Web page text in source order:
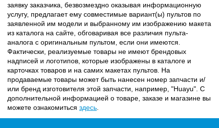
заявку заказчика, безвозмездно оказывая информационную
услугу, предлагает ему совместимые вариант(ы) пультов по
заявленной им модели и выбранному им изображению макета
из каталога на сайте, обговаривая все различия пульта-
аналога с оригинальным пультом, если они имеются.
Фактически, реализуемые товары не имеют брендовых
надписей и логотипов, которые изображены в каталоге и
карточках товаров и на самих макетах пультов. На
продаваемые товары может быть нанесен номер запчасти и/
или бренд изготовителя этой запчасти, например, "Huayu". С
дополнительной информацией о товаре, заказе и магазине вы
можете ознакомиться здесь